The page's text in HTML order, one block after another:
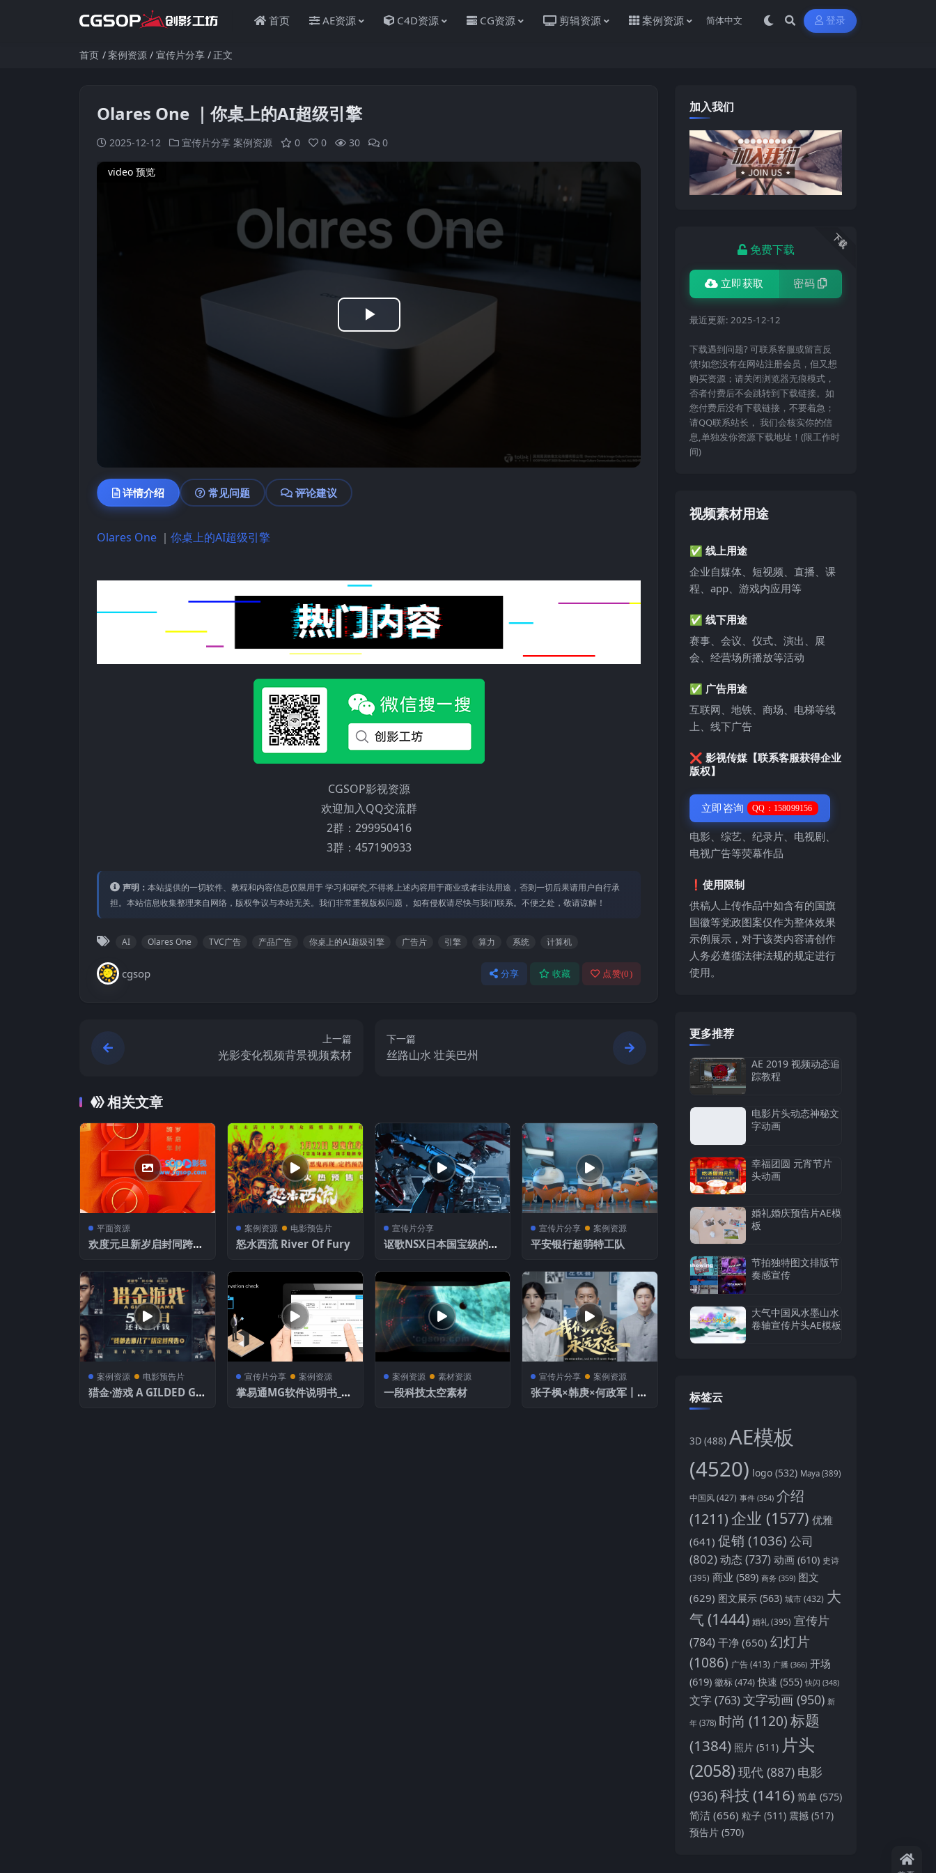
首页 AE资源 C4D资源 CG资源 剪辑资源 案例资源 登录
首页 案例资源 宣传片分享 正文
Olares One ｜你桌上的AI超级引擎
2025-12-12 宣传片分享 案例资源 0 0 30 0
video 预览
Play
详情介绍 常见问题 评论建议
Olares One ｜ 你桌上的AI超级引擎
CGSOP影视资源
欢迎加入QQ交流群
2群：299950416
3群：457190933
声明： 本站提供的⼀切软件、教程和内容信息仅限⽤于 学习和研究,不得将上述内容⽤于商业或者⾮法⽤途，否则⼀切后果请⽤户⾃⾏承
担。本站信息收集整理来⾃⽹络，版权争议与本站⽆关。我们⾮常重视版权问题， 如有侵权请尽快与我们联系。不便之处，敬请谅解！
AI Olares One TVC广告 产品广告 你桌上的AI超级引擎 广告片 引擎 算力 系统 计算机
cgsop 分享 收藏 点赞(0)
上一篇
光影变化视频背景视频素材
下一篇
丝路山水 壮美巴州
相关文章
平面资源
欢度元旦新岁启封同跨新
案例资源 电影预告片
怒水西流 River Of Fury
宣传片分享
讴歌NSX日本国宝级的跑
– Original Must Be Do
ne
宣传片分享 案例资源
平安银行超萌特工队
案例资源 电影预告片
猎金·游戏 A GILDED GA
宣传片分享 案例资源
掌易通MG软件说明书_O
案例资源 素材资源
一段科技太空素材
宣传片分享 案例资源
张子枫×韩庚×何政军丨人
加入我们
下载
免费下载
立即获取 密码
最近更新: 2025-12-12
下载遇到问题? 可联系客服或留言反
馈!如您没有在网站注册会员，但又想
购买资源；请关闭浏览器无痕模式，
否者付费后不会跳转到下载链接。如
您付费后没有下载链接，不要着急；
请QQ联系站长， 我们会核实你的信
息,单独发你资源下载地址！(限工作时
间)
视频素材用途
✅ 线上用途
企业自媒体、短视频、直播、课
程、app、游戏内应用等
✅ 线下用途
赛事、会议、仪式、演出、展
会、经营场所播放等活动
✅ 广告用途
互联网、地铁、商场、电梯等线
上、线下广告
❌ 影视传媒【联系客服获得企业
版权】
立即咨询 QQ：158099156
电影、综艺、纪录片、电视剧、
电视广告等荧幕作品
❗️使用限制
供稿人上传作品中如含有的国旗
国徽等党政图案仅作为整体效果
示例展示，对于该类内容请创作
人务必遵循法律法规的规定进行
使用。
更多推荐
AE 2019 视频动态追
踪教程
电影片头动态神秘文
字动画
幸福团圆 元宵节片
头动画
婚礼婚庆预告片AE模
板
节拍独特图文排版节
奏感宣传
大气中国风水墨山水
卷轴宣传片头AE模板
标签云
3D (488) AE模板
(4520) logo (532) Maya (389)
中国风(427) 事件 (354) 介绍
(1211)企业 (1577) 优雅
(641) 促销 (1036) 公司
(802)动态 (737) 动画 (610) 史诗
(395) 商业 (589) 商务 (359) 图文
(629) 图文展示 (563) 城市(432) 大
气 (1444) 婚礼 (395) 宣传片
(784) 干净 (650) 幻灯片
(1086) 广告(413) 广播 (366) 开场
(619) 徽标(474) 快速 (555) 快闪 (348)
文字(763)文字动画 (950) 新
年 (378) 时尚 (1120)标题
(1384) 照片 (511) 片头
(2058) 现代 (887) 电影
(936)科技 (1416) 简单 (575)
简洁 (656) 粒子 (511) 震撼 (517)
预告片 (570)